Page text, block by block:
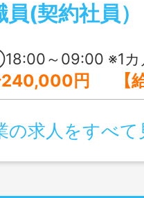
(契約社員）
※1カ月単位の変形労働
本給：140,000円～160,000円 処遇改善手当：
の求人をすべて